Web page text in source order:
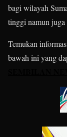
bagi wilayah
tinggi namun
Temukan
bawah ini yang